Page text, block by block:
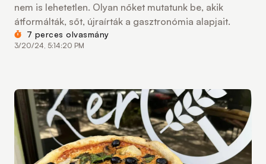
nem is lehetetlen. Olyan nőket mutatunk be, akik
átformálták, sőt, újraírták a gasztronómia alapjait.
7 perces olvasmány
3/20/24, 5:14:20 PM